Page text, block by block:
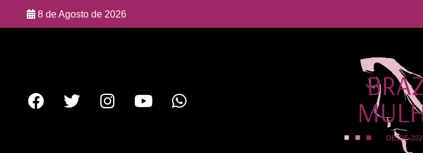
8 de Agosto de 2026